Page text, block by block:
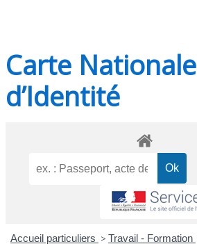
Carte Nationale
d’Identité
Accueil particuliers > Travail - Formation